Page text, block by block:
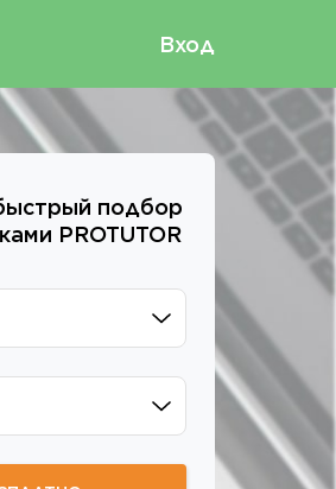
Вход
подбор
PROTUTOR